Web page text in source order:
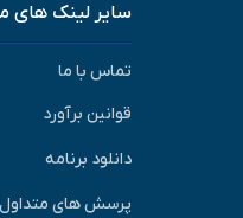
سایر لینک های
تماس با ما
قوانین برآورد
دانلود برنامه
پرسش های متداول